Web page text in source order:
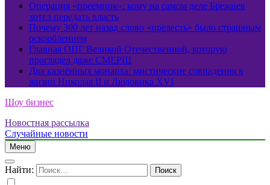
Операция «преемник»: кому на самом деле Брежнев
хотел передать власть
Почему 300 лет назад слово «прелесть» было страшным
оскорблением
Главная ОПГ Великой Отечественной, которую
проглядел даже СМЕРШ
Два казнённых монарха: мистические совпадения в
жизни Николая II и Людовика XVI
Шоу бизнес
Новостная рассылка
Случайные новости
Меню
Найти: